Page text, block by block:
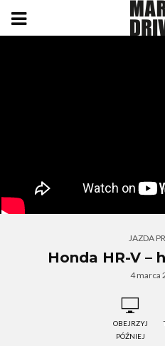
JAZDA
Honda HR-V –
4 marca
OBEJRZYJ
PÓŹNIEJ